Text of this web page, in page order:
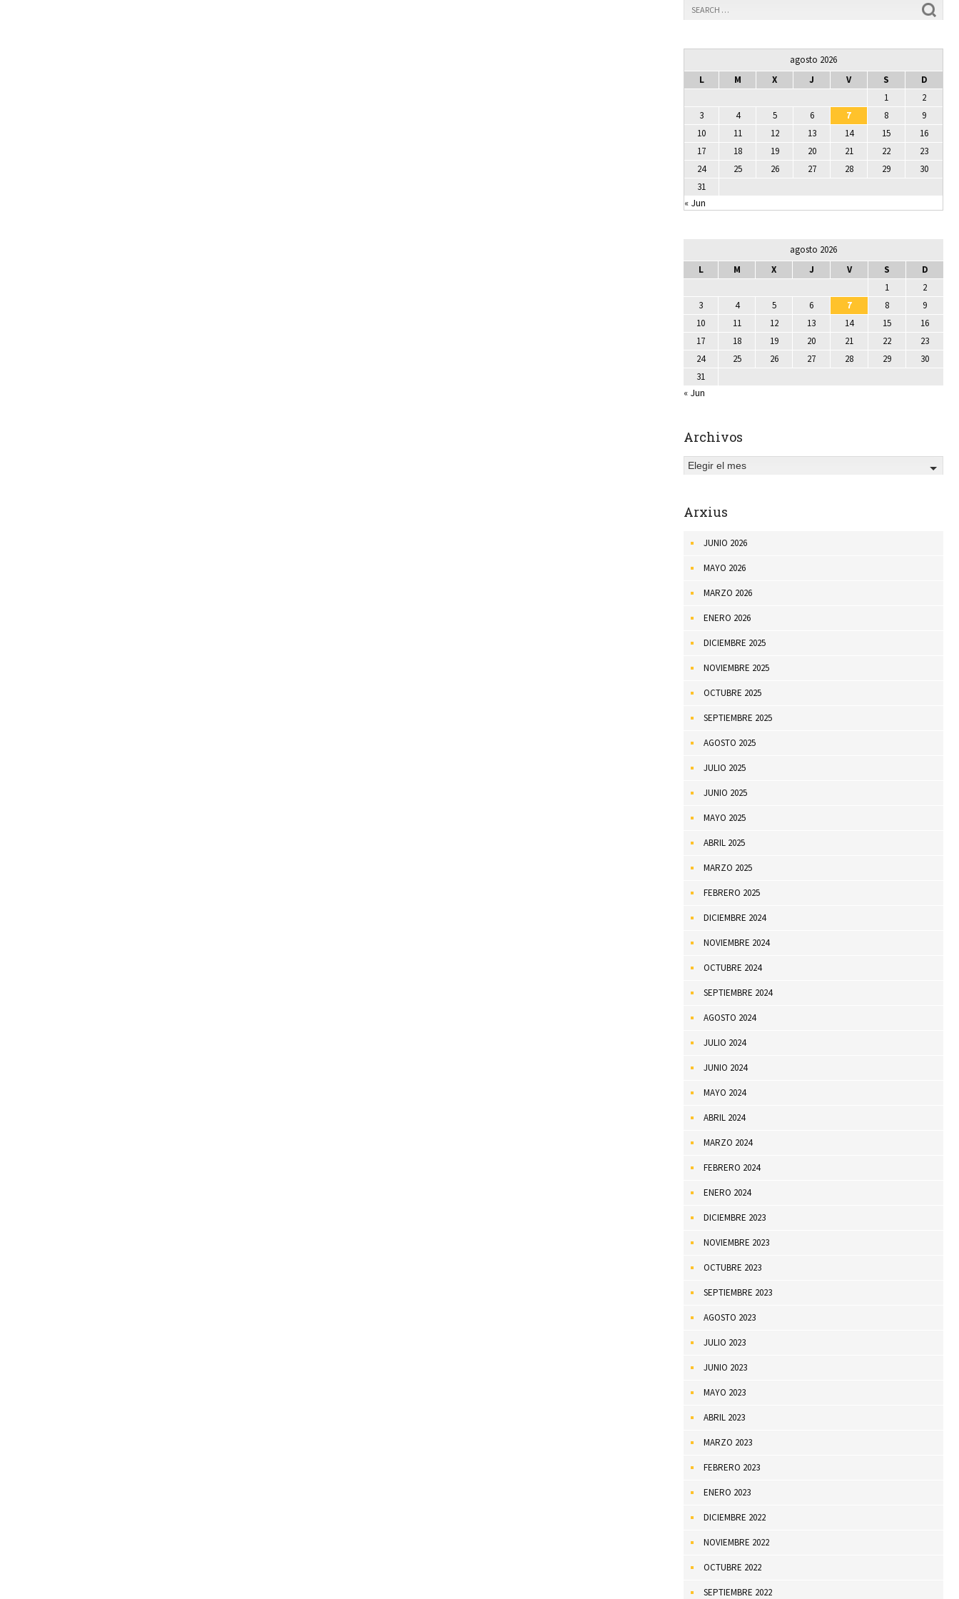
agosto 2026
L
M X J V S
D
1
2
3
4 5 6 7 8
9
10
11 12 13 14 15
16
17
18 19 20 21 22
23
24
25 26 27 28 29
30
31
« Jun
agosto 2026
L
M X J V S
D
1
2
3
4 5 6 7 8
9
10
11 12 13 14 15
16
17
18 19 20 21 22
23
24
25 26 27 28 29
30
31
« Jun
Archivos
Elegir el mes
Arxius
JUNIO 2026
MAYO 2026
MARZO 2026
ENERO 2026
DICIEMBRE 2025
NOVIEMBRE 2025
OCTUBRE 2025
SEPTIEMBRE 2025
AGOSTO 2025
JULIO 2025
JUNIO 2025
MAYO 2025
ABRIL 2025
MARZO 2025
FEBRERO 2025
DICIEMBRE 2024
NOVIEMBRE 2024
OCTUBRE 2024
SEPTIEMBRE 2024
AGOSTO 2024
JULIO 2024
JUNIO 2024
MAYO 2024
ABRIL 2024
MARZO 2024
FEBRERO 2024
ENERO 2024
DICIEMBRE 2023
NOVIEMBRE 2023
OCTUBRE 2023
SEPTIEMBRE 2023
AGOSTO 2023
JULIO 2023
JUNIO 2023
MAYO 2023
ABRIL 2023
MARZO 2023
FEBRERO 2023
ENERO 2023
DICIEMBRE 2022
NOVIEMBRE 2022
OCTUBRE 2022
SEPTIEMBRE 2022